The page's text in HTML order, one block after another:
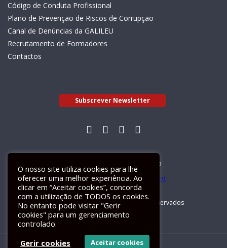
Código de Conduta Profissional
Plano de Prevenção de Riscos de Corrupção
Canal de Denúncias da GALILEU
Recrutamento de Formadores
Contactos
Subscrever Newsletter
Livro de Reclamações Electrónico
GALILEU 2026 © Todos os direitos reservados
O nosso site utiliza cookies para lhe
oferecer uma melhor experiência. Ao
clicar em “Aceitar cookies”, concorda
com a utilização de TODOS os cookies.
No entanto pode visitar "Gerir
cookies" para um gerenciamento
controlado.
Gerir cookies
Aceitar cookies